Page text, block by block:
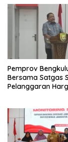
Pemprov
Bersama Satgas
Pelanggaran
Masih Jadi